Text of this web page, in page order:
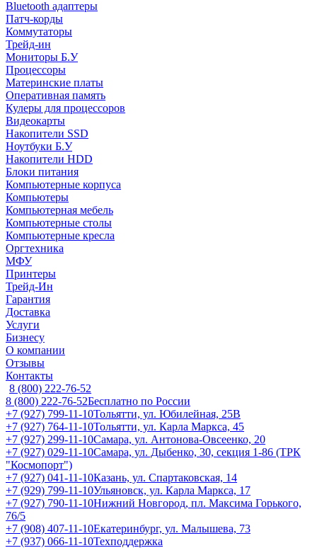
Bluetooth адаптеры
Патч-корды
Коммутаторы
Трейд-ин
Мониторы Б.У
Процессоры
Материнские платы
Оперативная память
Кулеры для процессоров
Видеокарты
Накопители SSD
Ноутбуки Б.У
Накопители HDD
Блоки питания
Компьютерные корпуса
Компьютеры
Компьютерная мебель
Компьютерные столы
Компьютерные кресла
Оргтехника
МФУ
Принтеры
Трейд-Ин
Гарантия
Доставка
Услуги
Бизнесу
О компании
Отзывы
Контакты
8 (800) 222-76-52
8 (800) 222-76-52Бесплатно по России
+7 (927) 799-11-10Тольятти, ул. Юбилейная, 25В
+7 (927) 764-11-10Тольятти, ул. Карла Маркса, 45
+7 (927) 299-11-10Самара, ул. Антонова-Овсеенко, 20
+7 (927) 029-11-10Самара, ул. Дыбенко, 30, секция 1-86 (ТРК
"Космопорт")
+7 (927) 041-11-10Казань, ул. Спартаковская, 14
+7 (929) 799-11-10Ульяновск, ул. Карла Маркса, 17
+7 (927) 790-11-10Нижний Новгород, пл. Максима Горького,
76/5
+7 (908) 407-11-10Екатеринбург, ул. Малышева, 73
+7 (937) 066-11-10Техподдержка